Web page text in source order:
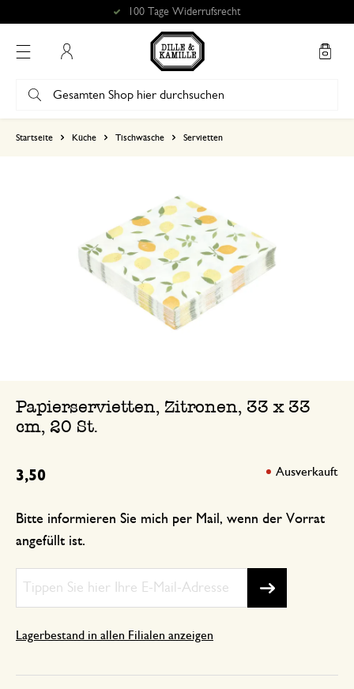
100 Tage Widerrufsrecht
Startseite Küche Tischwäsche Servietten
Papierservietten, Zitronen, 33 x 33
cm, 20 St.
3,50
Bitte informieren Sie mich per Mail, wenn der Vorrat
angefüllt ist.
Ausverkauft
Lagerbestand in allen Filialen anzeigen